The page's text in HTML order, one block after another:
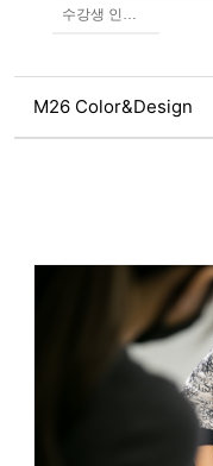
수강생 인터뷰
M26 Color&Design